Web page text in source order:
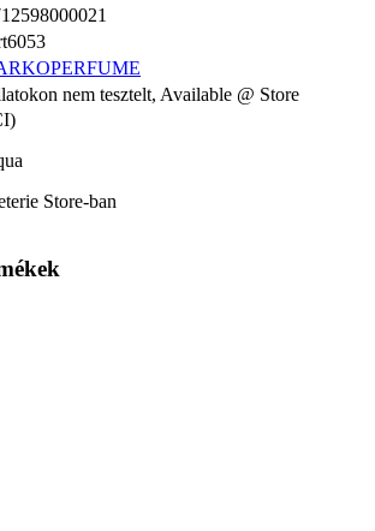
nem tesztelt, Available @ Store
Store-ban